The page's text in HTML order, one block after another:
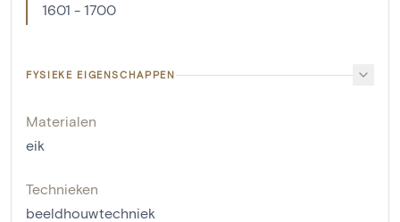
1601 - 1700
FYSIEKE EIGENSCHAPPEN
Materialen
eik
Technieken
beeldhouwtechniek